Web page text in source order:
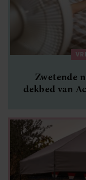
Zwetende
dekbed van